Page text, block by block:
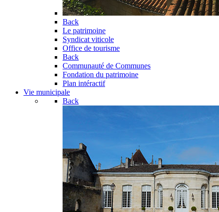
Back
Le patrimoine
Syndicat viticole
Office de tourisme
Back
Communauté de Communes
Fondation du patrimoine
Plan intéractif
Vie municipale
Back